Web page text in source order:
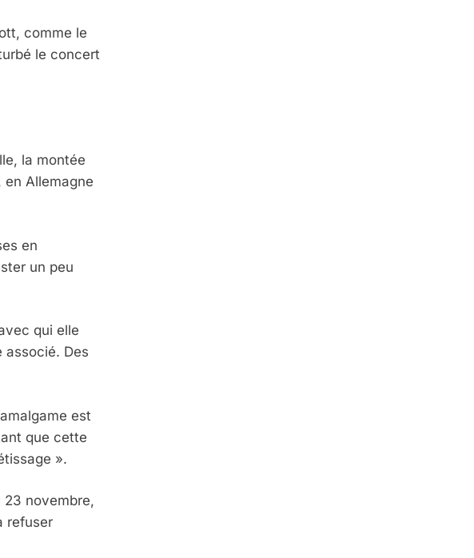
comme le
le concert
la montée
en Allemagne
en
un peu
qui elle
associé. Des
est
que cette
».
23 novembre,
refuser
Contre L’antisémitisme
JUDAÏTE Par Thérèse Zrihen-